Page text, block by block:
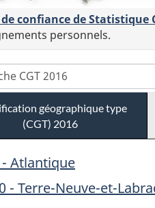
confiance de Statistique
personnels.
géographique type
(CGT) 2016
- Atlantique
- Terre-Neuve-et-